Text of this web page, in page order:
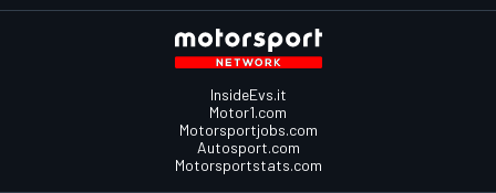
InsideEvs.it
Motor1.com
Motorsportjobs.com
Autosport.com
Motorsportstats.com